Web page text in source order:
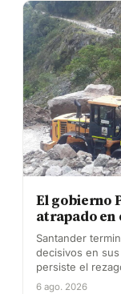
El gobierno
atrapado en
Santander
decisivos en
persiste el
6 ago. 2026